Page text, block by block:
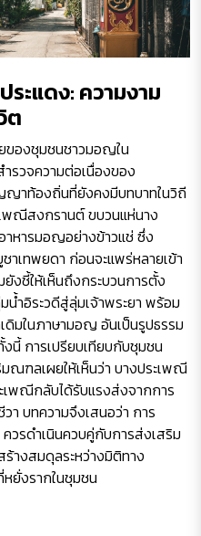
ะแดง: ความงาม
ต
ของชุมชนชาวมอญใน
รวจความต่อเนื่องของ
าท้องถิ่นที่ยังคงมีบทบาทในวิถี
พณีสงกรานต์ ขบวนแห่นาง
าหารมอญอย่างข้าวแช่ ซึ่ง
าเทพยดา ก่อนจะแพร่หลายเข้า
งชี้ให้เห็นถึงกระบวนการตั้ง
อิระวดีสู่ลุ่มเจ้าพระยา พร้อม
มในภาษามอญ อันเป็นรูปธรรม
การเปรียบเทียบกับชุมชน
ฑลเผยให้เห็นว่า บางประเพณี
เพณีกลับได้รับแรงส่งจากการ
า บทความจึงเสนอว่า การ
รดำเนินควบคู่กับการส่งเสริม
างสมดุลระหว่างมิติทาง
ยั่งรากในชุมชน